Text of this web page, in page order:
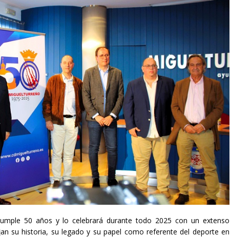
50 años y lo celebrará durante todo 2025 con un extenso
su historia, su legado y su papel como referente del deporte en